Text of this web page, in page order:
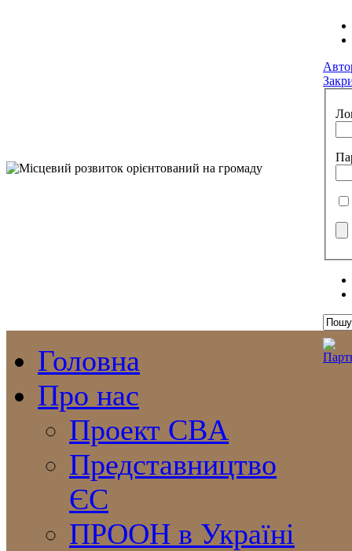
Головна
Про нас
Проект CBA
Представництво
ЄС
ПРООН в Україні